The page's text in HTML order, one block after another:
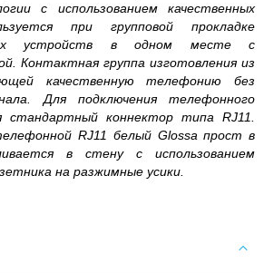
с использованием качественных
при групповой прокладке
устройств в одном месте с
Контактная группа изготовления из
качественную телефонию без
Для подключения телефонного
стандартный коннектор типа RJ11.
RJ11 белый Glossa прост в
в стену с использованием
на разжимные усики.